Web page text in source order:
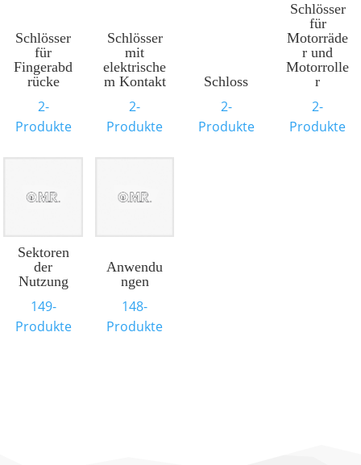
Schlösser
für
Fingerabd
rücke
2-
Produkte
Schlösser
mit
elektrische
m Kontakt
2-
Produkte
Schloss
2-
Produkte
Schlösser
für
Motorräde
r und
Motorrolle
r
2-
Produkte
Sektoren
der
Nutzung
149-
Produkte
Anwendu
ngen
148-
Produkte